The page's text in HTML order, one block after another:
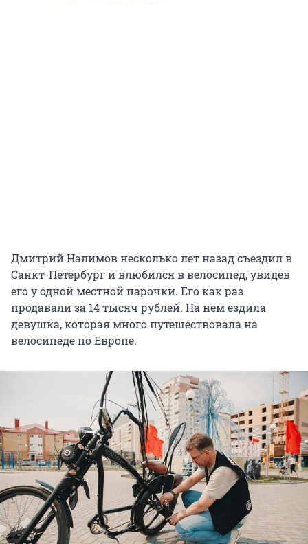
Дмитрий Налимов несколько лет назад съездил в
Санкт-Петербург и влюбился в велосипед, увидев
его у одной местной парочки. Его как раз
продавали за 14 тысяч рублей. На нем ездила
девушка, которая много путешествовала на
велосипеде по Европе.